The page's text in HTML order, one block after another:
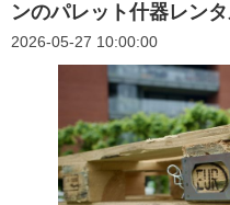
ンのパレット什器レン
2026-05-27 10:00:00